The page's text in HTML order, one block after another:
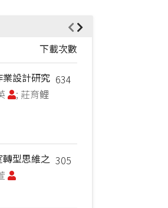
下載次數
634
設計研究
; 莊育鲤
305
型思維之